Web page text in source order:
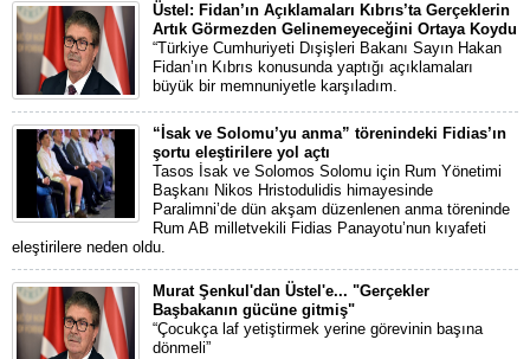
Üstel: Fidan’ın Açıklamaları Kıbrıs’ta Gerçeklerin
Artık Görmezden Gelinemeyeceğini Ortaya Koydu
“Türkiye Cumhuriyeti Dışişleri Bakanı Sayın Hakan
Fidan’ın Kıbrıs konusunda yaptığı açıklamaları
büyük bir memnuniyetle karşıladım.
“İsak ve Solomu’yu anma” törenindeki Fidias’ın
şortu eleştirilere yol açtı
Tasos İsak ve Solomos Solomu için Rum Yönetimi
Başkanı Nikos Hristodulidis himayesinde
Paralimni’de dün akşam düzenlenen anma töreninde
Rum AB milletvekili Fidias Panayotu’nun kıyafeti
eleştirilere neden oldu.
Murat Şenkul'dan Üstel'e... "Gerçekler
Başbakanın gücüne gitmiş"
“Çocukça laf yetiştirmek yerine görevinin başına
dönmeli”